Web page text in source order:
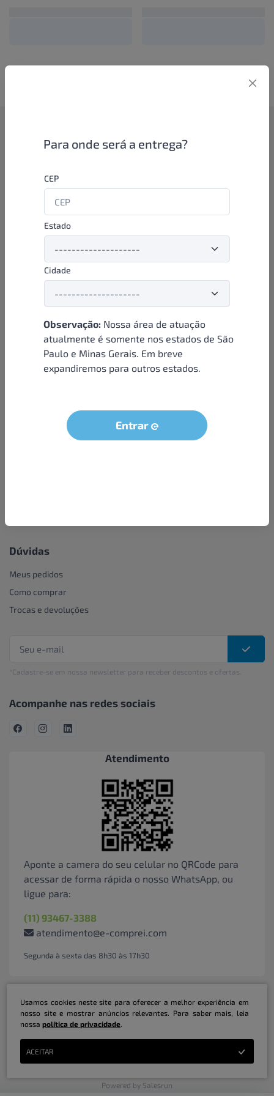
Para onde será a entrega?
CEP
Estado
Cidade
Observação: Nossa área de atuação
atualmente é somente nos estados de São
Paulo e Minas Gerais. Em breve
expandiremos para outros estados.
Entrar
Como funciona
aproveitar as promoções e ofertas direto das indústrias de
beleza e higiene em nossa plataforma. E o melhor: você continua
comprando de seus distribuidores parceiros e encontra novos
distribuidores para comprar cada vez com mais praticidade e
agilidade. Aproveite!
Formas de pagamento
Institucional
Sobre nós
Condições e termos
Seja um parceiro
LGPD - Solicitação dos dados do titular
Dúvidas
Meus pedidos
Como comprar
Trocas e devoluções
*Cadastre-se em nossa newsletter para receber descontos e ofertas.
Acompanhe nas redes sociais
Atendimento
Aponte a camera do seu celular no QRCode para
acessar de forma rápida o nosso WhatsApp, ou
ligue para:
(11) 93467-3388
atendimento@e-comprei.com
Segunda à sexta das 8h30 às 17h30
Marketplace B2B Serviços Inteligentes Ltda | CNPJ: 31.415.786/0001-31 | ©
Powered by Salesrun
Usamos cookies neste site para oferecer a melhor experiência em
nosso site e mostrar anúncios relevantes. Para saber mais, leia
nossapolítica de privacidade.
ACEITAR